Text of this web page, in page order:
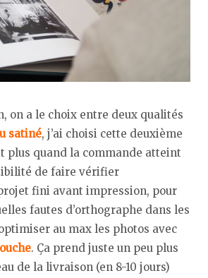
on a le choix entre deux qualités
satiné, j’ai choisi cette deuxième
plus quand la commande atteint
de faire vérifier
fini avant impression, pour
fautes d’orthographe dans les
au max les photos avec
. Ça prend juste un peu plus
de la livraison (en 8-10 jours)